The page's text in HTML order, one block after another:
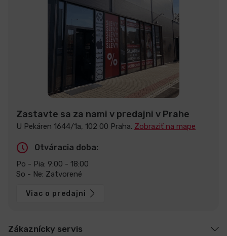
Zastavte sa za nami v predajni v Prahe
U Pekáren 1644/1a, 102 00 Praha. Zobraziť na mape
Otváracia doba:
Po - Pia: 9:00 - 18:00
So - Ne: Zatvorené
Viac o predajni
Zákaznícky servis